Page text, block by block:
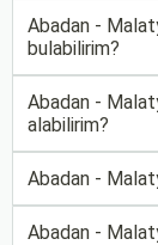
Abadan -
bulabilirim?
Abadan -
alabilirim?
Abadan -
Abadan -